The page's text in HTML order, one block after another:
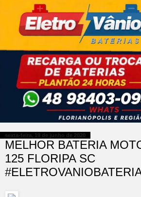
sexta-feira, 19 de junho de 2020
MELHOR BATERIA
125 FLORIPA SC